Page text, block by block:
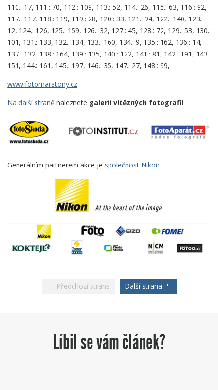
110.: 17, 111.: 70, 112.: 109, 113.: 52, 114.: 26, 115.: 63, 116.: 92,
117.: 117, 118.: 119, 119.: 28, 120.: 33, 121.: 94, 122.: 140, 123.:
12, 124.: 126, 125.: 159, 126.: 32, 127.: 45, 128.: 72, 129.: 53, 130.:
101, 131.: 133, 132.: 134, 133.: 160, 134.: 9, 135.: 162, 136.: 14,
137.: 132, 138.: 164, 139.: 135, 140.: 122, 141.: 81, 142.: 191, 143.:
151, 144.: 161, 145.: 197, 146.: 35, 147.: 27, 148.: 99,
www.fotomaratony.cz
Na další straně naleznete galerii vítězných fotografií
Generálním partnerem akce je společnost Nikon
Předchozí strana Další strana
Líbil se vám článek?